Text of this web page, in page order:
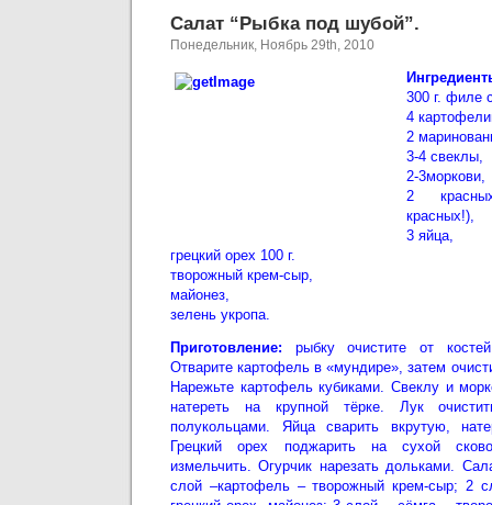
Салат “Рыбка под шубой”.
Понедельник, Ноябрь 29th, 2010
300 г. филе
4
2
3-4 свеклы,
2-3моркови,
2
красных!),
3 яйца,
грецкий орех 100 г.
творожный крем-сыр,
майонез,
зелень укропа.
Приготовление: рыбку очистите от
Отварите картофель в «мундире», затем
Нарежьте картофель кубиками. Свеклу и
натереть на крупной тёрке. Лук
полукольцами. Яйца сварить вкрутую,
Грецкий орех поджарить на сухой
измельчить. Огурчик нарезать дольками.
слой –картофель – творожный крем-сыр; 2